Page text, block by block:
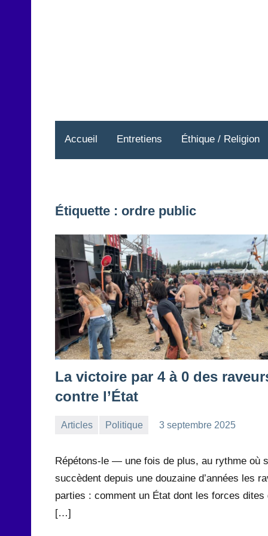
Accueil Entretiens Éthique / Religion
Étiquette : ordre public
La victoire par 4 à 0 des
contre l’État
Articles Politique
3 septembre 2025
Répétons-le — une fois de plus, au rythme où
succèdent depuis une douzaine d’années les
parties : comment un État dont les forces dites
[…]